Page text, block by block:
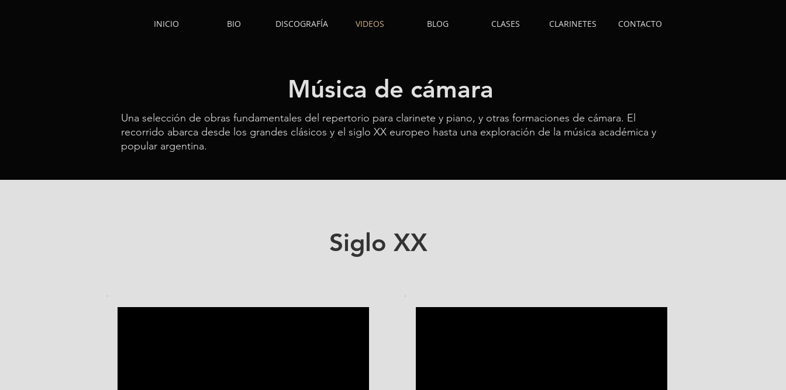
INICIO BIO DISCOGRAFÍA VIDEOS BLOG CLASES CLARINETES CONTACTO
Música de cámara
Una selección de obras fundamentales del repertorio para clarinete y piano, y otras formaciones de cámara. El
recorrido abarca desde los grandes clásicos y el siglo XX europeo hasta una exploración de la música académica y
popular argentina.
Siglo XX